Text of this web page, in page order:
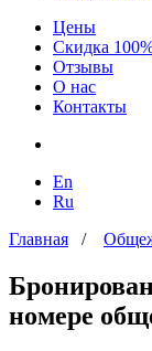
Цены
Скидка
Отзывы
О нас
Контакты
En
Ru
Главная /
номере